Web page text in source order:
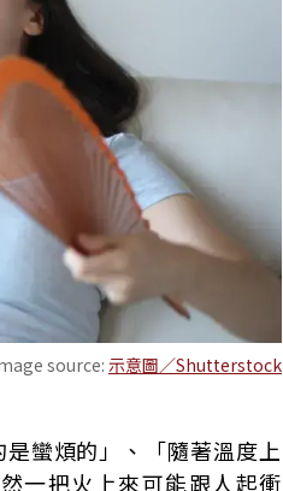
source: 示意圖／Shutterstock
蠻煩的」、「隨著溫度上
一把火上來可能跟人起衝